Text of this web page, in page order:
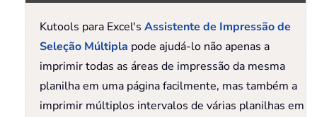
Kutools para Excel's Assistente de Impressão de
Seleção Múltipla pode ajudá-lo não apenas a
imprimir todas as áreas de impressão da mesma
planilha em uma página facilmente, mas também a
imprimir múltiplos intervalos de várias planilhas em